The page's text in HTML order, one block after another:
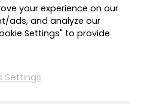
your experience on our
ads, and analyze our
Settings" to provide
Settings